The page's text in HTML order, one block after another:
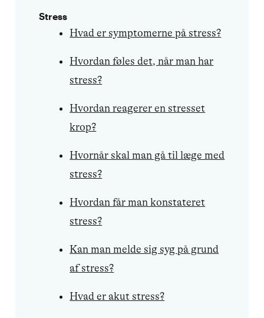
Stress
Hvad er symptomerne på stress?
Hvordan føles det, når man har
stress?
Hvordan reagerer en stresset
krop?
Hvornår skal man gå til læge med
stress?
Hvordan får man konstateret
stress?
Kan man melde sig syg på grund
af stress?
Hvad er akut stress?